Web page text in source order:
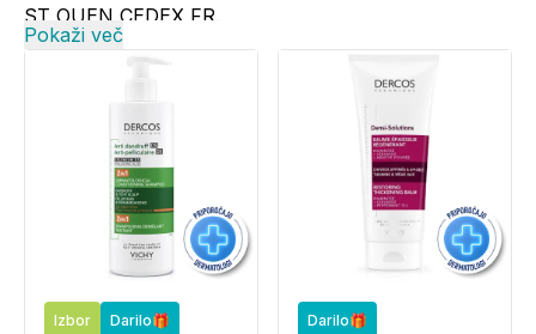
ST OUEN CEDEX FR.
Kontakt:+386 1 5800 980, vichy@si.oaccare.com,
cena je obračunana po ceniku operaterja//
www.vichy.si
Pokaži več
Izbor Darilo🎁 Darilo🎁